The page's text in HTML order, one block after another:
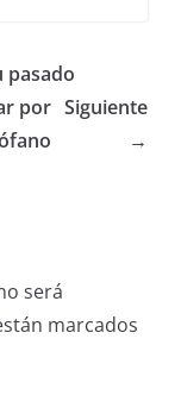
pasado
por Siguiente
→
será
marcados